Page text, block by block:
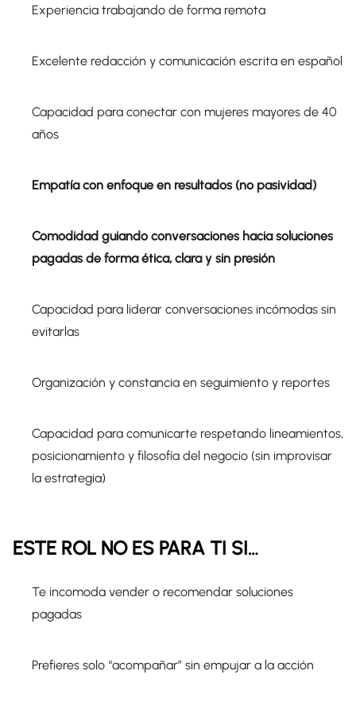
Experiencia trabajando de forma remota
Excelente redacción y comunicación escrita en español
Capacidad para conectar con mujeres mayores de 40
años
Empatía con enfoque en resultados (no pasividad)
Comodidad guiando conversaciones hacia soluciones
pagadas de forma ética, clara y sin presión
Capacidad para liderar conversaciones incómodas sin
evitarlas
Organización y constancia en seguimiento y reportes
Capacidad para comunicarte respetando lineamientos,
posicionamiento y filosofía del negocio (sin improvisar
la estrategia)
ESTE ROL NO ES PARA TI SI…
Te incomoda vender o recomendar soluciones
pagadas
Prefieres solo “acompañar” sin empujar a la acción